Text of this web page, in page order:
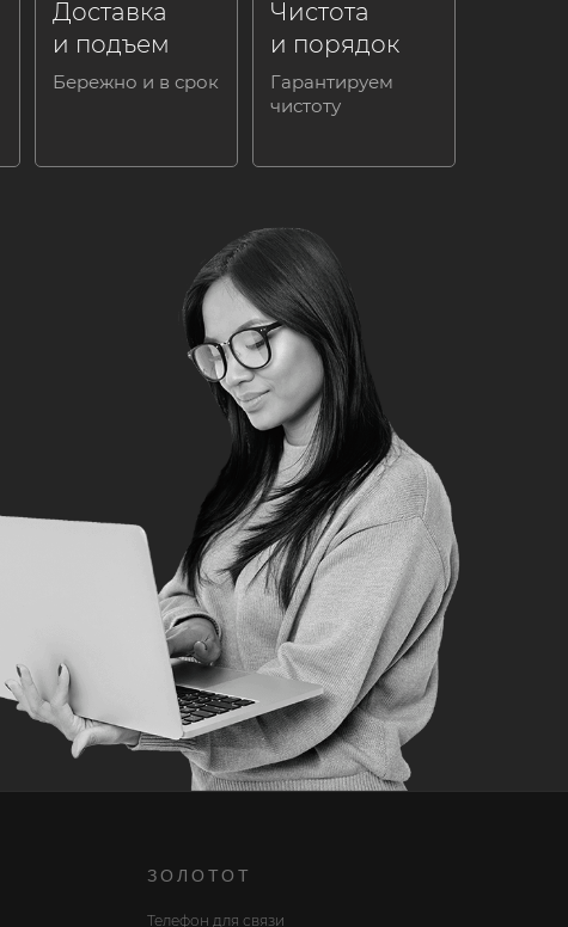
Доставка
и подъем
Чистота
и порядок
Бережно и в срок
Гарантируем
чистоту
ЗОЛОТОТ
Телефон для связи